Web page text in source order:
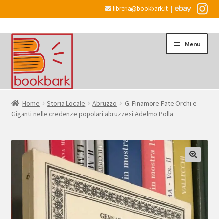
libreria@bookbark.it |
Vai
alla
navigazione
Vai
al
contenuto
Menu
Home
il
menu
child
Desiderata
Checkout
Espandi
il
Home Storia Locale Abruzzo
G. Finamore Fate Orchi e
Giganti nelle credenze popolari abruzzesi Adelmo Polla